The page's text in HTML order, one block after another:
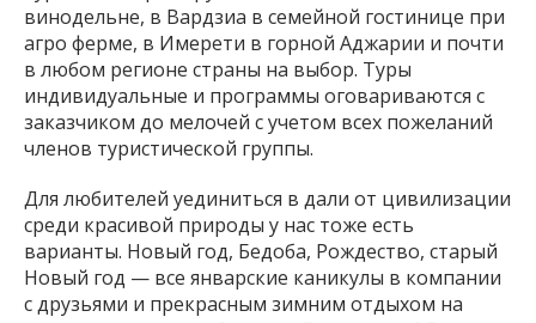
винодельне, в Вардзиа в семейной гостинице при
агро ферме, в Имерети в горной Аджарии и почти
в любом регионе страны на выбор. Туры
индивидуальные и программы оговариваются с
заказчиком до мелочей с учетом всех пожеланий
членов туристической группы.
Для любителей уединиться в дали от цивилизации
среди красивой природы у нас тоже есть
варианты. Новый год, Бедоба, Рождество, старый
Новый год — все январские каникулы в компании
с друзьями и прекрасным зимним отдыхом на